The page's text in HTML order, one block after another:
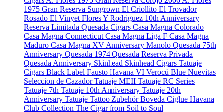
1975 Gran Reserva Sungrown El Criollito El Trovador
Rosado El Vinyet Flores Y Rodriguez 10th Anniversary
Reserva Limitada Quesada Cigars Casa Magna Colorado
Casa Magna Connecticut Casa Magna Liga F Casa Magna
Maduro Casa Magna XV Anniversary Manolo Quesada 75th
Anniversary Quesada 1974 Quesada Reserva Privada
Quesada Anniversary Skinhead Skinhead Cigars Tatuaje
Cigars Black Label Fausto Havana VI Verocú Blue Nuevitas
Seleccion de CazadorTatuaje MEII Tatuaje RC Series
Tatuaje 7th Tatuaje 10th Anniversary Tatuaje 20th
Anniversary Tatuaje Tattoo ZubehörBoveda Ciglue Havana
Club Collection The Cigar from Soil to Soul